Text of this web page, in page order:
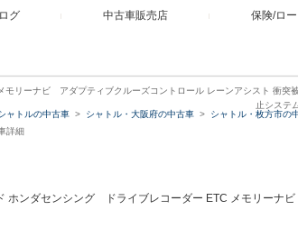
グ 中古車販売店 保険/ロ
リーナビ アダプティブクルーズコントロール レーンアシスト 衝突
止システ
ャトルの中古車 シャトル・大阪府の中古車
シャトル・枚方市の
詳細
ホンダセンシング ドライブレコーダー ETC メモリーナ